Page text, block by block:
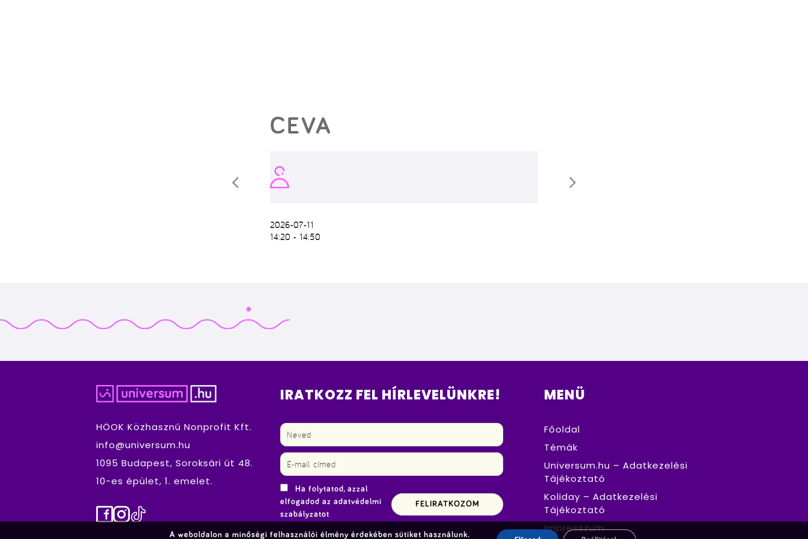
CEVA
2026-07-11
14:20 - 14:50
HÖOK Közhasznú Nonprofit Kft.
info@universum.hu
1095 Budapest, Soroksári út 48.
10-es épület, 1. emelet.
Facebook
Instagram
TikTok
IRATKOZZ FEL HÍRLEVELÜNKRE!
Ha folytatod, azzal
elfogadod az adatvédelmi
szabályzatot
MENÜ
Főoldal
Témák
Universum.hu – Adatkezelési
Tájékoztató
Koliday – Adatkezelési
Tájékoztató
Impresszum
A weboldalon a minőségi felhasználói élmény érdekében sütiket használunk.